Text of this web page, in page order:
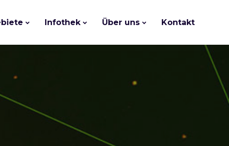
Infothek Über uns Kontakt